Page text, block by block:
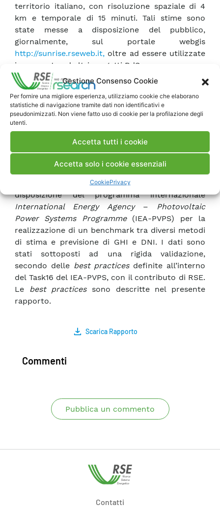
Gestione Consenso Cookie
Per fornire una migliore esperienza, utilizziamo cookie che elaborano
statistiche di navigazione tramite dati non identificativi e
pseudonimizzati. Non viene fatto uso di cookie per la profilazione degli
utenti.
Accetta tutti i cookie
Accetta solo i cookie essenziali
CookiePrivacy
territorio italiano, con risoluzione spaziale di 4
km e temporale di 15 minuti. Tali stime sono
state messe a disposizione del pubblico,
giornalmente, sul portale webgis
http://sunrise.rseweb.it, oltre ad essere utilizzate
in supporto ad altri progetti RdS.
Poiché misure accurate di radiazione al suolo si
ottengono solo con strumenti costosi e
richiedenti continua manutenzione, esse sono
molto rare in Italia. Questa situazione ha fatto sì
che spesso i metodi di stima indiretta della
testati sul nostro territorio. Grazie al
mantenimento e potenziamento della stazione di
dell’anno, i dati di RSE sono stati messi a
disposizione del programma internazionale
International Energy Agency– Photovoltaic
Power Systems Programme (IEA-PVPS) per la
realizzazione di un benchmark tra diversi metodi
di stima e previsione di GHI e DNI. I dati sono
stati sottoposti ad una rigida validazione,
secondo delle best practicesdefinite all’interno
del Task16 del IEA-PVPS, con il contributo di RSE.
Le best practicessono descritte nel presente
rapporto.
Scarica Rapporto
Commenti
Pubblica un commento
Contatti